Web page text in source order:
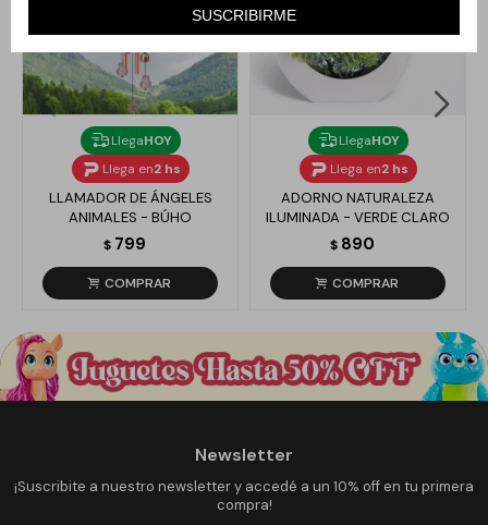
SUSCRIBIRME
LlegaHOY
Llega en2 hs
LLAMADOR DE ÁNGELES
ANIMALES - BÚHO
$ 799
LlegaHOY
Llega en2 hs
ADORNO NATURALEZA
ILUMINADA - VERDE CLARO
$ 890
Newsletter
¡Suscribite a nuestro newsletter y accedé a un 10% off en tu primera
compra!